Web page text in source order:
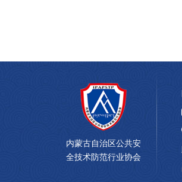
内蒙古自治区公共安
全技术防范行业协会